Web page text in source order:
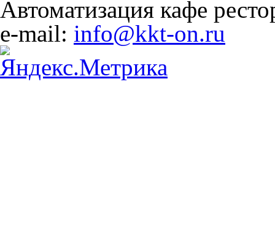
Автоматизация кафе
e-mail: info@kkt-on.ru